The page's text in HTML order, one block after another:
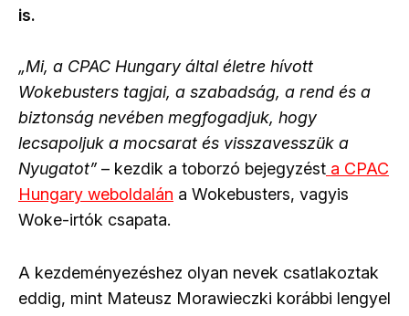
is.
„Mi, a CPAC Hungary által életre hívott
Wokebusters tagjai, a szabadság, a rend és a
biztonság nevében megfogadjuk, hogy
lecsapoljuk a mocsarat és visszavesszük a
Nyugatot” – kezdik a toborzó bejegyzést a CPAC
Hungary weboldalán a Wokebusters, vagyis
Woke-irtók csapata.
A kezdeményezéshez olyan nevek csatlakoztak
eddig, mint Mateusz Morawieczki korábbi lengyel